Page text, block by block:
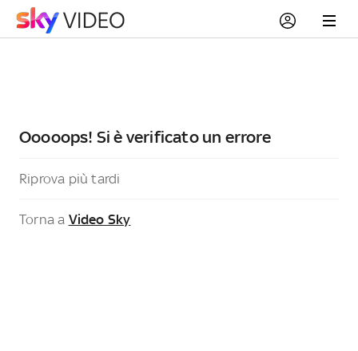
Ooooops! Si è verificato un errore
Riprova più tardi
Torna a Video Sky